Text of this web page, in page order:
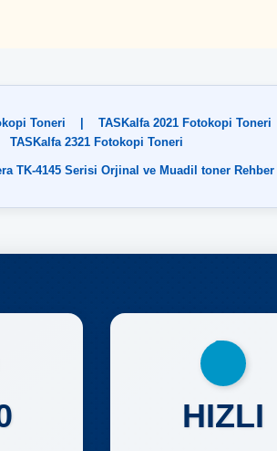
Toneri TASKalfa 2021 Fotokopi Toneri
TASKalfa 2321 Fotokopi Toneri
TK-4145 Serisi Orjinal ve Muadil toner Rehber
HIZLI